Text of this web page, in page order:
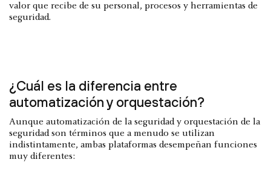
valor que recibe de su personal, procesos y herramientas de
seguridad.
¿Cuál es la diferencia entre
automatización y orquestación?
Aunque automatización de la seguridad y orquestación de la
seguridad son términos que a menudo se utilizan
indistintamente, ambas plataformas desempeñan funciones
muy diferentes: